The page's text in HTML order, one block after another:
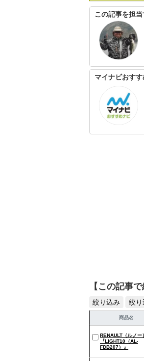
この記事を担
マイナビおす
【この記事
絞り込み 絞り
商品名
RENAULT（ルノー）
『LIGHT10（AL-
FDB207）』